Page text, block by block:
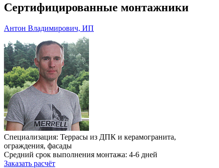
Сертифицированные монтажники
Антон Владимирович, ИП
Специализация: Террасы из ДПК и керамогранита,
ограждения, фасады
Средний срок выполнения монтажа: 4-6 дней
Заказать расчёт